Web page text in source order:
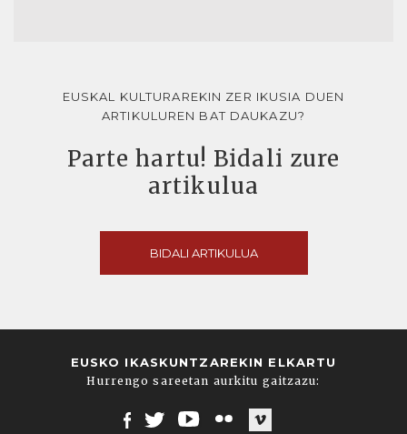
EUSKAL KULTURAREKIN ZER IKUSIA DUEN
ARTIKULUREN BAT DAUKAZU?
Parte hartu! Bidali zure
artikulua
BIDALI ARTIKULUA
EUSKO IKASKUNTZAREKIN ELKARTU
Hurrengo sareetan aurkitu gaitzazu: